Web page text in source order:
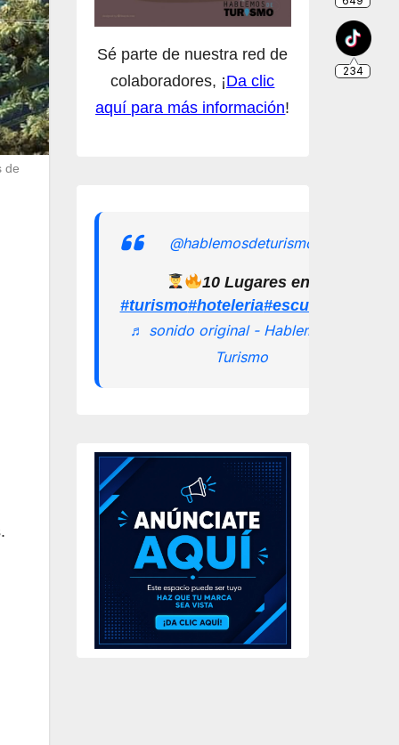
de
Sé parte de nuestra red de
colaboradores, ¡Da clic
aquí para más información!
@hablemosdeturismomx
10 Lugares en los que
#turismo#hoteleria
♬ sonido original - Hablemos de
Turismo